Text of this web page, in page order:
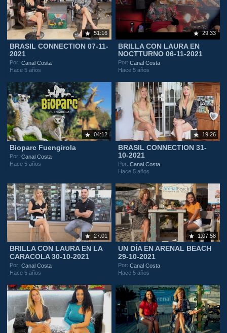
51:16
BRASIL CONNECTION 07-11-
2021
Por:Canal Costa
Hace 5 años
29:33
BRILLA CON LAURA EN
NOCTTURNO 06-11-2021
Por:Canal Costa
Hace 5 años
04:12
Bioparc Fuengirola
Por:Canal Costa
Hace 5 años
19:26
BRASIL CONNECTION 31-
10-2021
Por:Canal Costa
Hace 5 años
27:01
BRILLA CON LAURA EN LA
CARACOLA 30-10-2021
Por:Canal Costa
Hace 5 años
1:07:58
UN DÍA EN ARENAL BEACH
29-10-2021
Por:Canal Costa
Hace 5 años